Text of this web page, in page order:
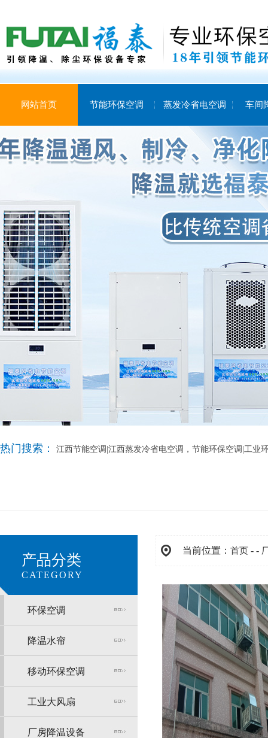
网站首页 节能环保空调 蒸发冷省电空调 车间
热门搜索： 江西节能空调|江西蒸发冷省电空调，节能环保空调|工业
产品分类
CATEGORY
环保空调
降温水帘
移动环保空调
工业大风扇
厂房降温设备
当前位置： 首页 - -